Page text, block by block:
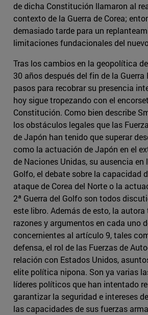
de dicha Constitución llamaron al
contexto de la Guerra de Corea;
demasiado tarde para un
limitaciones fundacionales del
Tras los cambios en la geopolítica
30 años después del fin de la
pasos para recobrar su presencia
hoy sigue tropezando con el
Constitución. Como bien describe
los obstáculos legales que las
de Japón han tenido que superar
como la actuación de Japón en el
de Naciones Unidas, su ausencia en
Golfo, el debate sobre la capacidad
ataque de Corea del Norte o la
2ª Guerra del Golfo son todos
este libro. Además de esto, la
razones y argumentos en cada uno
concernientes al artículo 9, tales
defensa, el rol de las Fuerzas de
relación con Estados Unidos,
elite política nipona. Son ya varias
líderes políticos que han intentado
garantizar la seguridad e intereses
las capacidades de sus fuerzas